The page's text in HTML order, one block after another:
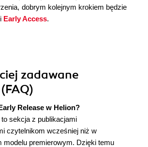
dobrym kolejnym krokiem będzie
Early Access.
zadawane
Release w Helion?
sekcja z publikacjami
czytelnikom wcześniej niż w
modelu premierowym. Dzięki temu